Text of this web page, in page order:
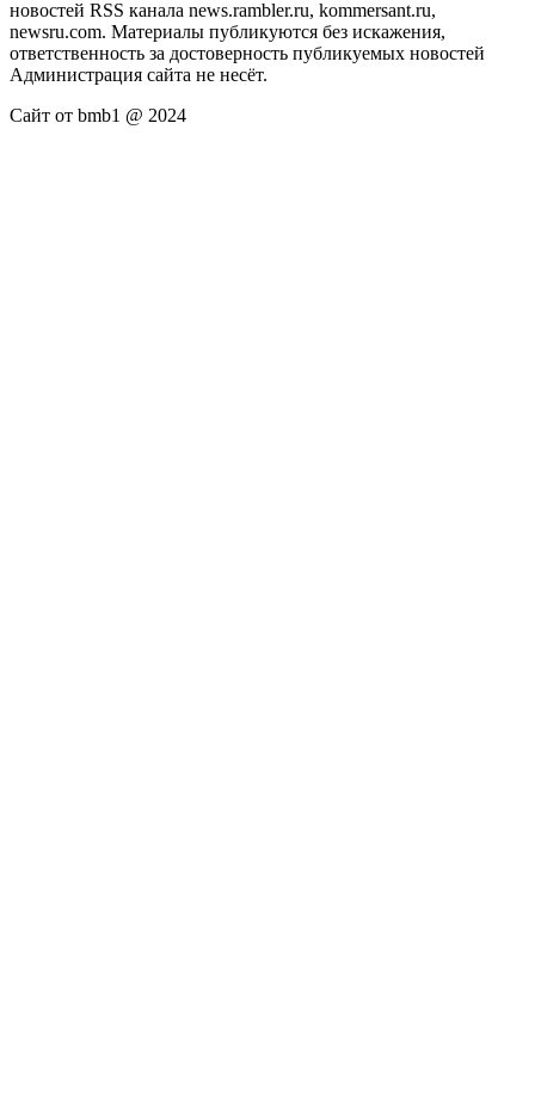
новостей RSS канала news.rambler.ru, kommersant.ru,
newsru.com. Материалы публикуются без искажения,
ответственность за достоверность публикуемых новостей
Администрация сайта не несёт.
Сайт от bmb1 @ 2024